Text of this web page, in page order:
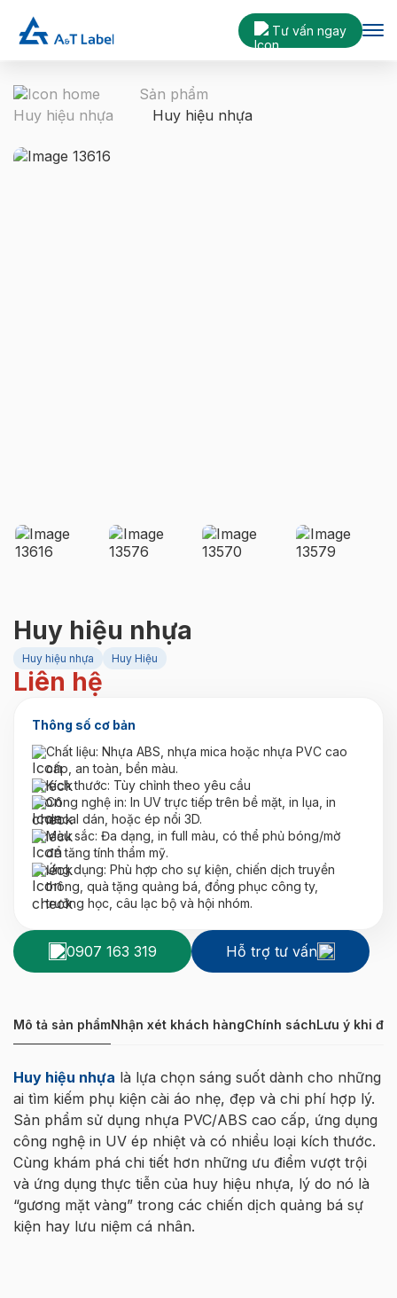
Tư vấn ngay
Sản phẩm
Huy hiệu nhựa
Huy hiệu nhựa
Huy hiệu nhựa
Huy hiệu nhựa Huy Hiệu
Liên hệ
Thông số cơ bản
Chất liệu: Nhựa ABS, nhựa mica hoặc nhựa PVC cao
cấp, an toàn, bền màu.
Kích thước: Tùy chỉnh theo yêu cầu
Công nghệ in: In UV trực tiếp trên bề mặt, in lụa, in
decal dán, hoặc ép nổi 3D.
Màu sắc: Đa dạng, in full màu, có thể phủ bóng/mờ
để tăng tính thẩm mỹ.
Ứng dụng: Phù hợp cho sự kiện, chiến dịch truyền
thông, quà tặng quảng bá, đồng phục công ty,
trường học, câu lạc bộ và hội nhóm.
0907 163 319 Hỗ trợ tư vấn
Mô tả sản phẩmNhận xét khách hàngChính sáchLưu ý khi
Huy hiệu nhựa là lựa chọn sáng suốt dành cho những
ai tìm kiếm phụ kiện cài áo nhẹ, đẹp và chi phí hợp lý.
Sản phẩm sử dụng nhựa PVC/ABS cao cấp, ứng dụng
công nghệ in UV ép nhiệt và có nhiều loại kích thước.
Cùng khám phá chi tiết hơn những ưu điểm vượt trội
và ứng dụng thực tiễn của huy hiệu nhựa, lý do nó là
“gương mặt vàng” trong các chiến dịch quảng bá sự
kiện hay lưu niệm cá nhân.